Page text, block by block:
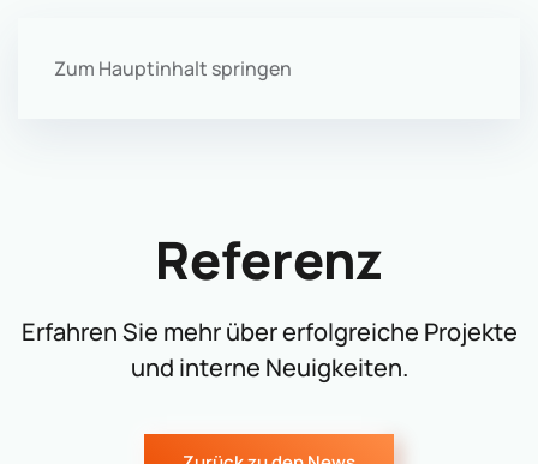
Zum Hauptinhalt springen
Referenz
Erfahren Sie mehr über erfolgreiche Projekte
und interne Neuigkeiten.